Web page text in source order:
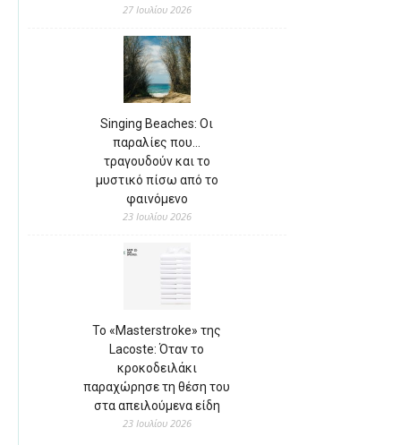
27 Ιουλίου 2026
Singing Beaches: Οι
παραλίες που…
τραγουδούν και το
μυστικό πίσω από το
φαινόμενο
23 Ιουλίου 2026
Το «Masterstroke» της
Lacoste: Όταν το
κροκοδειλάκι
παραχώρησε τη θέση του
στα απειλούμενα είδη
23 Ιουλίου 2026